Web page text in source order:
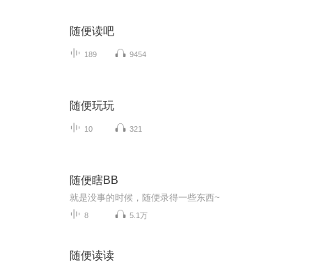
随便读吧
189 9454
随便玩玩
10 321
随便瞎BB
就是没事的时候，随便录得一些东西~
8 5.1万
随便读读